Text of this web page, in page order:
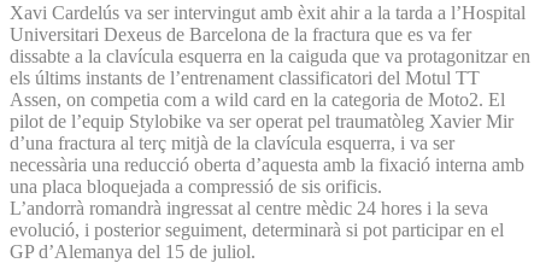
Xavi Cardelús va ser intervingut amb èxit ahir a la tarda a l’Hospital
Universitari Dexeus de Barcelona de la fractura que es va fer
dissabte a la clavícula esquerra en la caiguda que va protagonitzar en
els últims instants de l’entrenament classificatori del Motul TT
Assen, on competia com a wild card en la categoria de Moto2. El
pilot de l’equip Stylobike va ser operat pel traumatòleg Xavier Mir
d’una fractura al terç mitjà de la clavícula esquerra, i va ser
necessària una reducció oberta d’aquesta amb la fixació interna amb
una placa bloquejada a compressió de sis orificis.
L’andorrà romandrà ingressat al centre mèdic 24 hores i la seva
evolució, i posterior seguiment, determinarà si pot participar en el
GP d’Alemanya del 15 de juliol.